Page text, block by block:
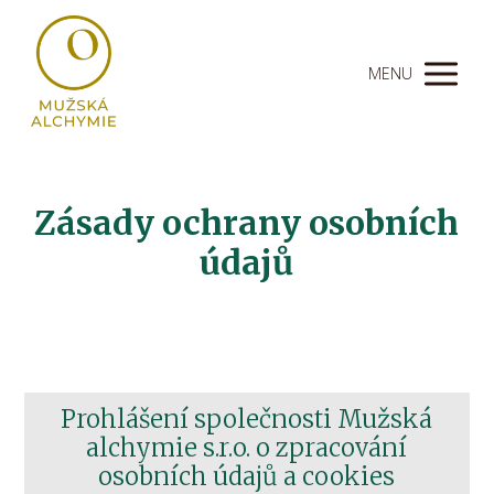
MENU
Zásady ochrany osobních
údajů
Prohlášení společnosti Mužská
alchymie s.r.o. o zpracování
osobních údajů a cookies